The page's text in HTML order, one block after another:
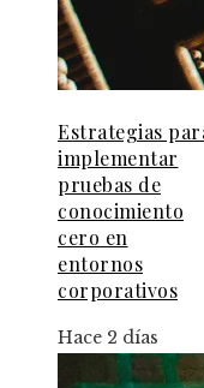
Estrategias
implementar
pruebas de
conocimiento
cero en
entornos
corporativos
Hace 2 días